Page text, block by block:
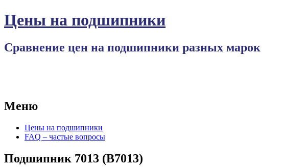
Цены на подшипники
Сравнение цен на подшипники разных марок
Меню
ПерейтиЦены на подшипники
FAQ – частые вопросы
Подшипник 7013 (B7013)